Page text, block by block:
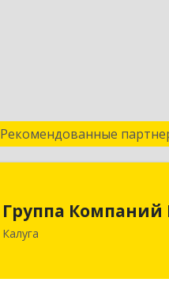
Рекомендованные
Группа
Калуга
Теренинский пер, дом